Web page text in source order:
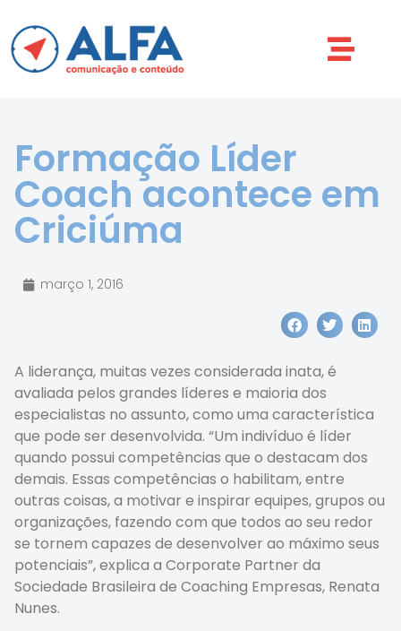
Formação Líder
Coach acontece em
Criciúma
março 1, 2016
A liderança, muitas vezes considerada inata, é
avaliada pelos grandes líderes e maioria dos
especialistas no assunto, como uma característica
que pode ser desenvolvida. “Um indivíduo é líder
quando possui competências que o destacam dos
demais. Essas competências o habilitam, entre
outras coisas, a motivar e inspirar equipes, grupos ou
organizações, fazendo com que todos ao seu redor
se tornem capazes de desenvolver ao máximo seus
potenciais”, explica a Corporate Partner da
Sociedade Brasileira de Coaching Empresas, Renata
Nunes.